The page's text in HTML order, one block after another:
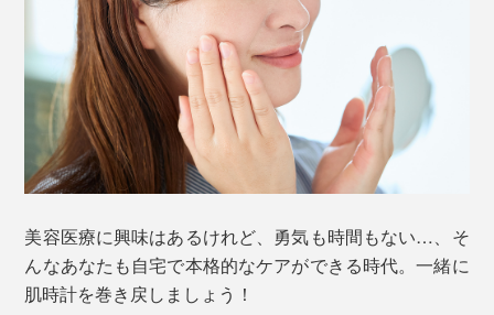
美容医療に興味はあるけれど、勇気も時間もない…、そ
んなあなたも自宅で本格的なケアができる時代。一緒に
肌時計を巻き戻しましょう！